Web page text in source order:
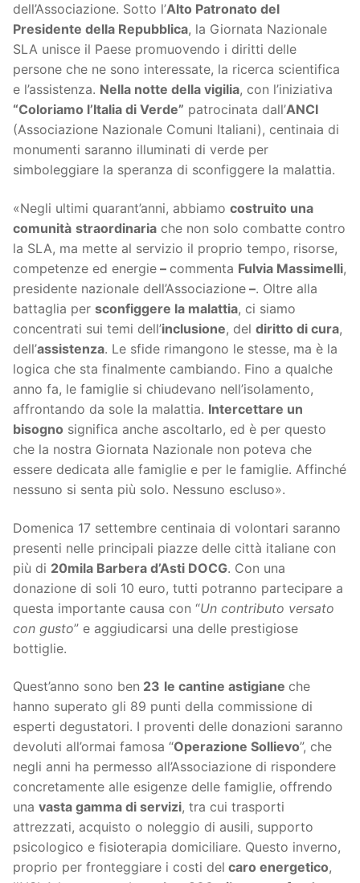
dell’Associazione. Sotto l’Alto Patronato del
Presidente della Repubblica, la Giornata Nazionale
SLA unisce il Paese promuovendo i diritti delle
persone che ne sono interessate, la ricerca scientifica
e l’assistenza. Nella notte della vigilia, con l’iniziativa
“Coloriamo l’Italia di Verde” patrocinata dall’ANCI
(Associazione Nazionale Comuni Italiani), centinaia di
monumenti saranno illuminati di verde per
simboleggiare la speranza di sconfiggere la malattia.
«Negli ultimi quarant’anni, abbiamo costruito una
comunità straordinaria che non solo combatte contro
la SLA, ma mette al servizio il proprio tempo, risorse,
competenze ed energie – commenta Fulvia Massimelli,
presidente nazionale dell’Associazione –. Oltre alla
battaglia per sconfiggere la malattia, ci siamo
concentrati sui temi dell’inclusione, del diritto di cura,
dell’assistenza. Le sfide rimangono le stesse, ma è la
logica che sta finalmente cambiando. Fino a qualche
anno fa, le famiglie si chiudevano nell’isolamento,
affrontando da sole la malattia. Intercettare un
bisogno significa anche ascoltarlo, ed è per questo
che la nostra Giornata Nazionale non poteva che
essere dedicata alle famiglie e per le famiglie. Affinché
nessuno si senta più solo. Nessuno escluso».
Domenica 17 settembre centinaia di volontari saranno
presenti nelle principali piazze delle città italiane con
più di 20mila Barbera d’Asti DOCG. Con una
donazione di soli 10 euro, tutti potranno partecipare a
questa importante causa con “Un contributo versato
con gusto” e aggiudicarsi una delle prestigiose
bottiglie.
Quest’anno sono ben 23 le cantine astigiane che
hanno superato gli 89 punti della commissione di
esperti degustatori. I proventi delle donazioni saranno
devoluti all’ormai famosa “Operazione Sollievo”, che
negli anni ha permesso all’Associazione di rispondere
concretamente alle esigenze delle famiglie, offrendo
una vasta gamma di servizi, tra cui trasporti
attrezzati, acquisto o noleggio di ausili, supporto
psicologico e fisioterapia domiciliare. Questo inverno,
proprio per fronteggiare i costi del caro energetico,